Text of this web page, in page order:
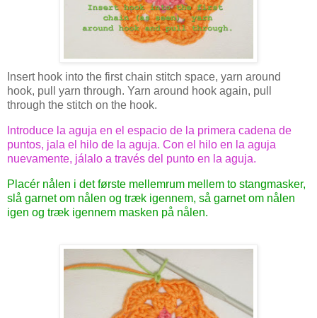
Insert hook into the first chain stitch space, yarn around
hook, pull yarn through. Yarn around hook again, pull
through the stitch on the hook.
Introduce la aguja en el espacio de la primera cadena de
puntos, jala el hilo de la aguja. Con el hilo en la aguja
nuevamente, jálalo a través del punto en la aguja.
Placér nålen i det første mellemrum mellem to stangmasker,
slå garnet om nålen og træk igennem, så garnet om nålen
igen og træk igennem masken på nålen.